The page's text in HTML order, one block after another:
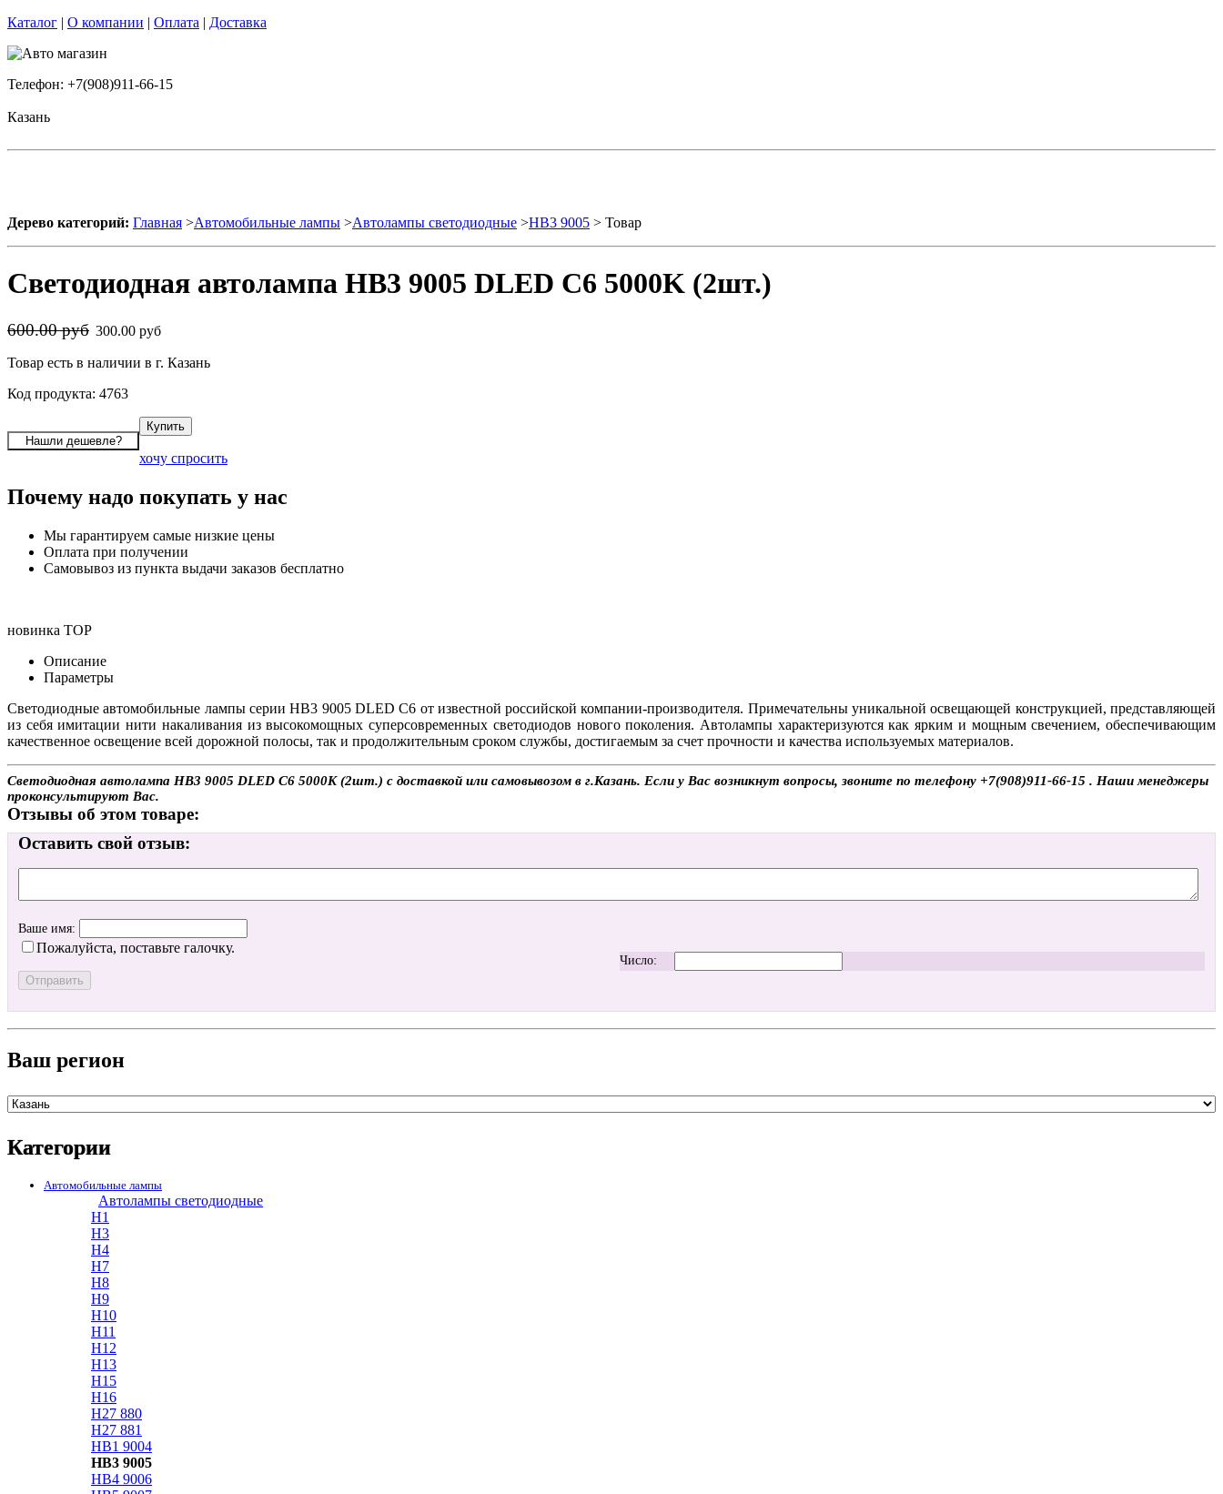
Каталог | О компании | Оплата | Доставка
Телефон: +7(908)911-66-15
Казань
Дерево категорий: Главная >Автомобильные лампы >Автолампы светодиодные >HB3 9005 > Товар
Светодиодная автолампа HB3 9005 DLED C6 5000K (2шт.)
600.00 руб 300.00 руб
Товар есть в наличии в г. Казань
Код продукта: 4763
хочу спросить
Почему надо покупать у нас
Мы гарантируем самые низкие цены
Оплата при получении
Самовывоз из пункта выдачи заказов бесплатно
новинка TOP
Описание
Параметры
Светодиодные автомобильные лампы серии HB3 9005 DLED C6 от известной российской компании-производителя. Примечательны уникальной освещающей конструкцией, представляющей
из себя имитации нити накаливания из высокомощных суперсовременных светодиодов нового поколения. Автолампы характеризуются как ярким и мощным свечением, обеспечивающим
качественное освещение всей дорожной полосы, так и продолжительным сроком службы, достигаемым за счет прочности и качества используемых материалов.
Светодиодная автолампа HB3 9005 DLED C6 5000K (2шт.) с доставкой или самовывозом в г.Казань. Если у Вас возникнут вопросы, звоните по телефону +7(908)911-66-15 . Наши менеджеры
проконсультируют Вас.
Отзывы об этом товаре:
Оставить свой отзыв:
Ваше имя:
Пожалуйста, поставьте галочку.
Число:
Ваш регион
Категории
Автомобильные лампы
Автолампы светодиодные
H1
H3
H4
H7
H8
H9
H10
H11
H12
H13
H15
H16
H27 880
H27 881
HB1 9004
HB3 9005
HB4 9006